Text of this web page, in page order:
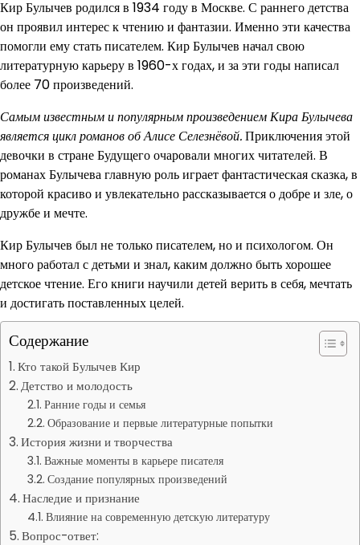
Кир Булычев родился в 1934 году в Москве. С раннего детства
он проявил интерес к чтению и фантазии. Именно эти качества
помогли ему стать писателем. Кир Булычев начал свою
литературную карьеру в 1960-х годах, и за эти годы написал
более 70 произведений.
Самым известным и популярным произведением Кира Булычева
является цикл романов об Алисе Селезнёвой.Приключения этой
девочки в стране Будущего очаровали многих читателей. В
романах Булычева главную роль играет фантастическая сказка, в
которой красиво и увлекательно рассказывается о добре и зле, о
дружбе и мечте.
Кир Булычев был не только писателем, но и психологом. Он
много работал с детьми и знал, каким должно быть хорошее
детское чтение. Его книги научили детей верить в себя, мечтать
и достигать поставленных целей.
Содержание
Кто такой Булычев Кир
Детство и молодость
Ранние годы и семья
Образование и первые литературные попытки
История жизни и творчества
Важные моменты в карьере писателя
Создание популярных произведений
Наследие и признание
Влияние на современную детскую литературу
Вопрос-ответ: